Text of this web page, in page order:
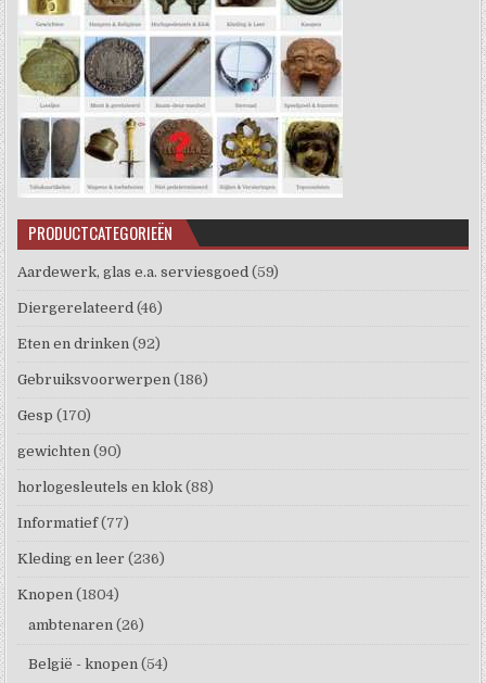
PRODUCTCATEGORIEËN
Aardewerk, glas e.a. serviesgoed (59)
Diergerelateerd (46)
Eten en drinken (92)
Gebruiksvoorwerpen (186)
Gesp (170)
gewichten (90)
horlogesleutels en klok (88)
Informatief (77)
Kleding en leer (236)
Knopen (1804)
ambtenaren (26)
België - knopen (54)